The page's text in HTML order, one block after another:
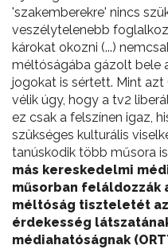
'szakemberekre' nincs
veszélytelenebb
károkat okozni (...)
méltóságába gázolt bele
jogokat is sértett. Mint
vélik úgy, hogy a tv2
ez csak a felszínen igaz,
szükséges kulturális
tanúskodik több műsora
más kereskedelmi
műsorban feláldozzák
méltóság tiszteletét
érdekesség
médiahatóságnak